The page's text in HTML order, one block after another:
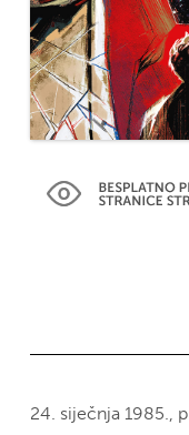
24. siječnja 1985.,